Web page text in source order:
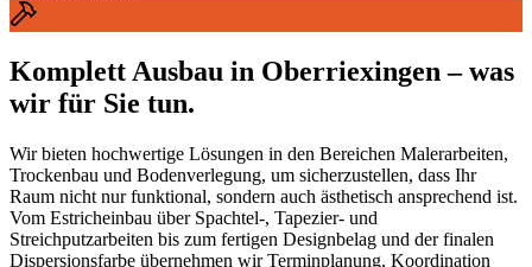
Komplett Ausbau in Oberriexingen – was
wir für Sie tun.
Wir bieten hochwertige Lösungen in den Bereichen Malerarbeiten,
Trockenbau und Bodenverlegung, um sicherzustellen, dass Ihr
Raum nicht nur funktional, sondern auch ästhetisch ansprechend ist.
Vom Estricheinbau über Spachtel-, Tapezier- und
Streichputzarbeiten bis zum fertigen Designbelag und der finalen
Dispersionsfarbe übernehmen wir Terminplanung, Koordination